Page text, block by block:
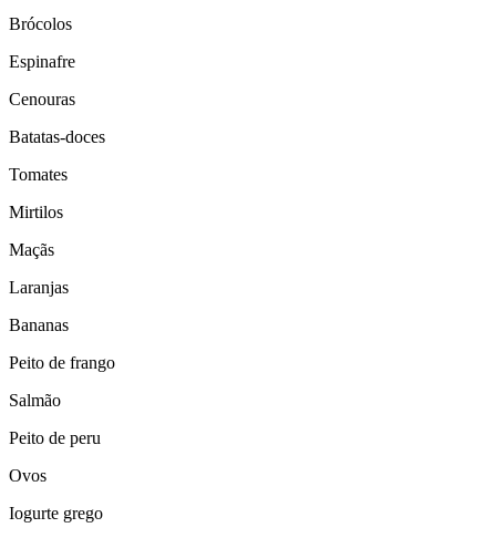
Brócolos
Espinafre
Cenouras
Batatas-doces
Tomates
Mirtilos
Maçãs
Laranjas
Bananas
Peito de frango
Salmão
Peito de peru
Ovos
Iogurte grego